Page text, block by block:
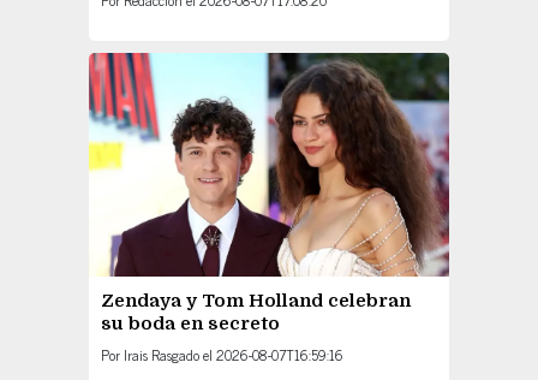
Zendaya y Tom Holland celebran
su boda en secreto
Por Irais Rasgadoel 2026-08-07T16:59:16